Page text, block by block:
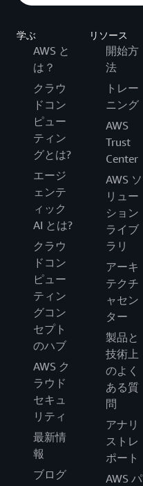
学ぶ
AWS と
は？
クラウ
ドコン
ピュー
ティン
グとは?
エージ
ェンテ
ィック
AI とは?
クラウ
ドコン
ピュー
ティン
グコン
セプト
のハブ
AWS ク
ラウド
セキュ
リティ
最新情
報
ブログ
リソース
開始方
法
トレー
ニング
AWS
Trust
Center
AWS ソ
リュー
ション
ライブ
ラリ
アーキ
テクチ
ャセン
ター
製品と
技術上
のよく
ある質
問
アナリ
ストレ
ポート
AWS パ